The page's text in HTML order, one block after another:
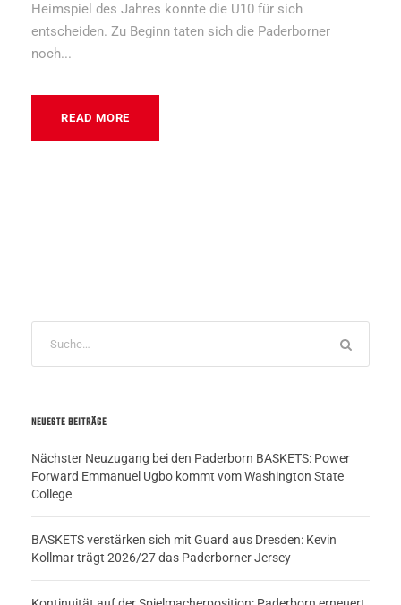
Heimspiel des Jahres konnte die U10 für sich
entscheiden. Zu Beginn taten sich die Paderborner
noch...
READ MORE
NEUESTE BEITRÄGE
Nächster Neuzugang bei den Paderborn BASKETS: Power
Forward Emmanuel Ugbo kommt vom Washington State
College
BASKETS verstärken sich mit Guard aus Dresden: Kevin
Kollmar trägt 2026/27 das Paderborner Jersey